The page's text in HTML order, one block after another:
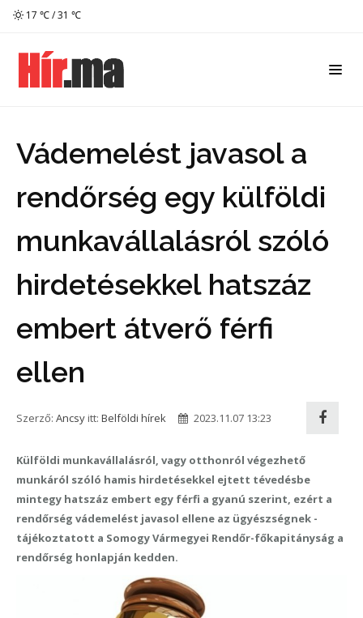
17 ℃ / 31 ℃
Vádemelést javasol a
rendőrség egy külföldi
munkavállalásról szóló
hirdetésekkel hatszáz
embert átverő férfi
ellen
Szerző: Ancsy itt: Belföldi hírek 2023.11.07 13:23
Külföldi munkavállalásról, vagy otthonról végezhető
munkáról szóló hamis hirdetésekkel ejtett tévedésbe
mintegy hatszáz embert egy férfi a gyanú szerint, ezért a
rendőrség vádemelést javasol ellene az ügyészségnek -
tájékoztatott a Somogy Vármegyei Rendőr-főkapitányság a
rendőrség honlapján kedden.